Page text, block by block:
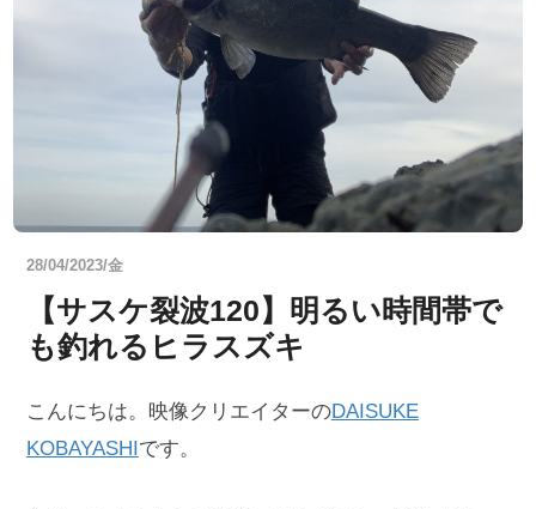
28/04/2023/金
【サスケ裂波120】明るい時間帯で
も釣れるヒラスズキ
こんにちは。映像クリエイターのDAISUKE
KOBAYASHI です。